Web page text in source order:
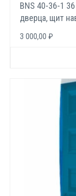
BNS 40-36-1
дверца, щит
3 000,00 ₽